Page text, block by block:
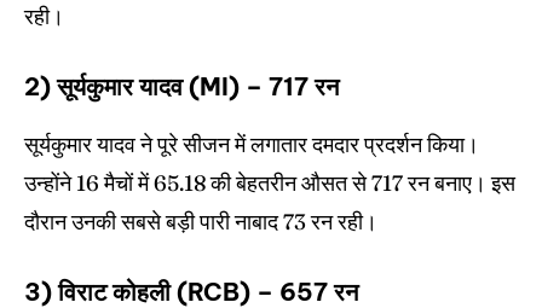
रही।
2) सूर्यकुमार यादव (MI) – 717 रन
सूर्यकुमार यादव ने पूरे सीजन में लगातार दमदार प्रदर्शन किया।
उन्होंने 16 मैचों में 65.18 की बेहतरीन औसत से 717 रन बनाए। इस
दौरान उनकी सबसे बड़ी पारी नाबाद 73 रन रही।
3) विराट कोहली (RCB) – 657 रन